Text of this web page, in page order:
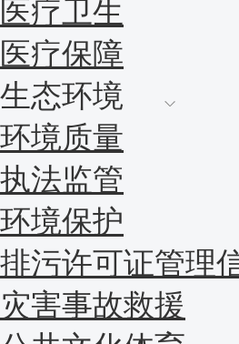
医疗卫生
医疗保障
生态环境
环境质量
执法监管
环境保护
排污许可证管理
灾害事故救援